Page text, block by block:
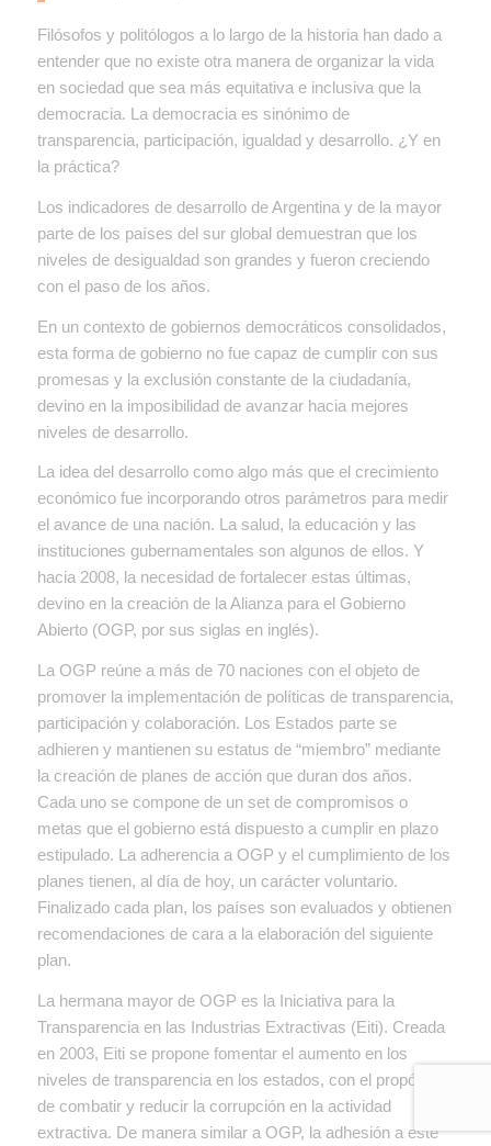
Filósofos y politólogos a lo largo de la historia han dado a
entender que no existe otra manera de organizar la vida
en sociedad que sea más equitativa e inclusiva que la
democracia. La democracia es sinónimo de
transparencia, participación, igualdad y desarrollo. ¿Y en
la práctica?
Los indicadores de desarrollo de Argentina y de la mayor
parte de los países del sur global demuestran que los
niveles de desigualdad son grandes y fueron creciendo
con el paso de los años.
En un contexto de gobiernos democráticos consolidados,
esta forma de gobierno no fue capaz de cumplir con sus
promesas y la exclusión constante de la ciudadanía,
devino en la imposibilidad de avanzar hacia mejores
niveles de desarrollo.
La idea del desarrollo como algo más que el crecimiento
económico fue incorporando otros parámetros para medir
el avance de una nación. La salud, la educación y las
instituciones gubernamentales son algunos de ellos. Y
hacia 2008, la necesidad de fortalecer estas últimas,
devino en la creación de la Alianza para el Gobierno
Abierto (OGP, por sus siglas en inglés).
La OGP reúne a más de 70 naciones con el objeto de
promover la implementación de políticas de transparencia,
participación y colaboración. Los Estados parte se
adhieren y mantienen su estatus de “miembro” mediante
la creación de planes de acción que duran dos años.
Cada uno se compone de un set de compromisos o
metas que el gobierno está dispuesto a cumplir en plazo
estipulado. La adherencia a OGP y el cumplimiento de los
planes tienen, al día de hoy, un carácter voluntario.
Finalizado cada plan, los países son evaluados y obtienen
recomendaciones de cara a la elaboración del siguiente
plan.
La hermana mayor de OGP es la Iniciativa para la
Transparencia en las Industrias Extractivas (Eiti). Creada
en 2003, Eiti se propone fomentar el aumento en los
niveles de transparencia en los estados, con el propósito
de combatir y reducir la corrupción en la actividad
extractiva. De manera similar a OGP, la adhesión a este